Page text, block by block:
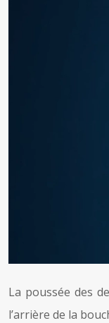
La poussée des
l’arrière de la